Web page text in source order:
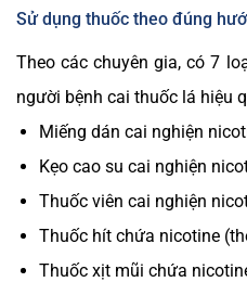
Sử dụng thuốc theo đúng
Theo các chuyên gia, có 7
người bệnh cai thuốc lá hiệu
Miếng dán cai nghiện
Kẹo cao su cai nghiện
Thuốc viên cai nghiện
Thuốc hít chứa nicotine
Thuốc xịt mũi chứa